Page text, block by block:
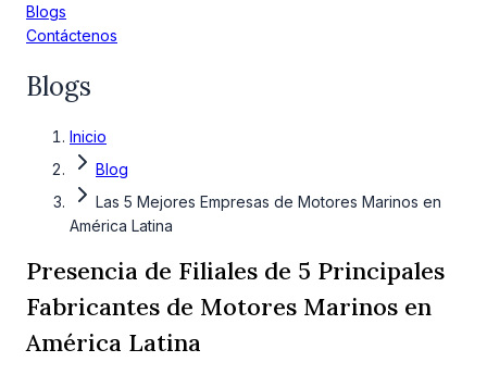
Blogs
Contáctenos
Blogs
Inicio
Blog
Las 5 Mejores Empresas de Motores Marinos en
América Latina
Presencia de Filiales de 5 Principales
Fabricantes de Motores Marinos en
América Latina